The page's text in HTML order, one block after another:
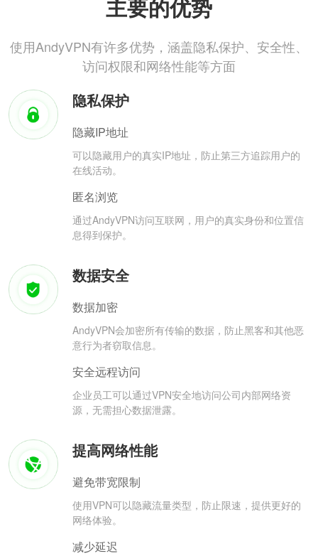
主要的优势
使用AndyVPN有许多优势，涵盖隐私保护、安全性、
访问权限和网络性能等方面
隐私保护
隐藏IP地址
可以隐藏用户的真实IP地址，防止第三方追踪用户的
在线活动。
匿名浏览
通过AndyVPN访问互联网，用户的真实身份和位置信
息得到保护。
数据安全
数据加密
AndyVPN会加密所有传输的数据，防止黑客和其他恶
意行为者窃取信息。
安全远程访问
企业员工可以通过VPN安全地访问公司内部网络资
源，无需担心数据泄露。
提高网络性能
避免带宽限制
使用VPN可以隐藏流量类型，防止限速，提供更好的
网络体验。
减少延迟